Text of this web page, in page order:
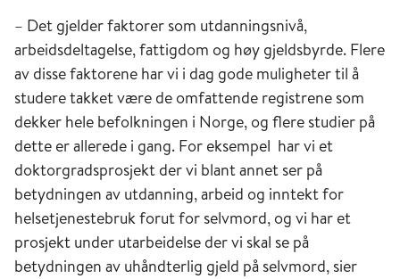
– Det gjelder faktorer som utdanningsnivå,
arbeidsdeltagelse, fattigdom og høy gjeldsbyrde. Flere
av disse faktorene har vi i dag gode muligheter til å
studere takket være de omfattende registrene som
dekker hele befolkningen i Norge, og flere studier på
dette er allerede i gang. For eksempel har vi et
doktorgradsprosjekt der vi blant annet ser på
betydningen av utdanning, arbeid og inntekt for
helsetjenestebruk forut for selvmord, og vi har et
prosjekt under utarbeidelse der vi skal se på
betydningen av uhåndterlig gjeld på selvmord, sier